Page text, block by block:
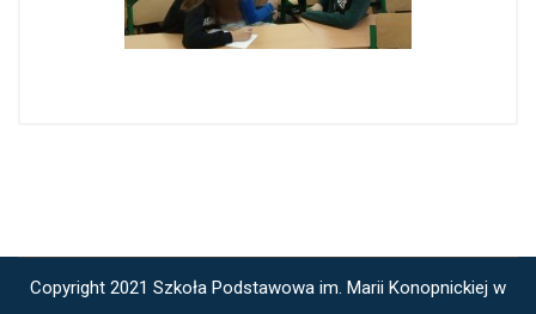
Copyright 2021 Szkoła Podstawowa im. Marii Konopnickiej w